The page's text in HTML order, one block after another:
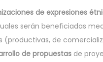
de expresiones
serán beneficiadas
(productivas, de
de propuestas de